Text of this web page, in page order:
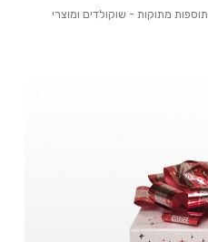
תוספות מתוקות - שוקולדים ומוצרי